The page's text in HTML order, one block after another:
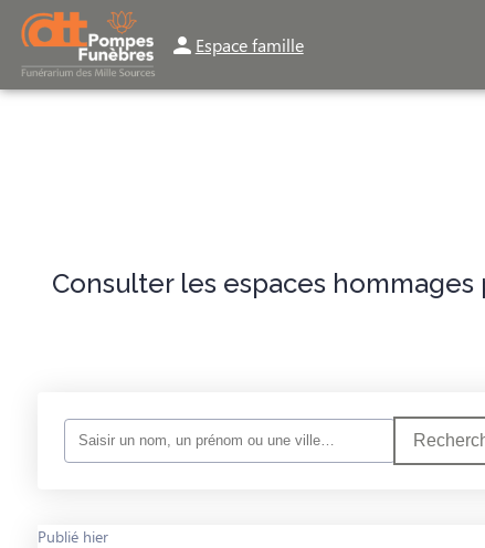
Espace famille
ORGANISER DES OBSÈQUESPRÉVOIR SES OBSÈQUES
Consulter les espaces
Publié hier